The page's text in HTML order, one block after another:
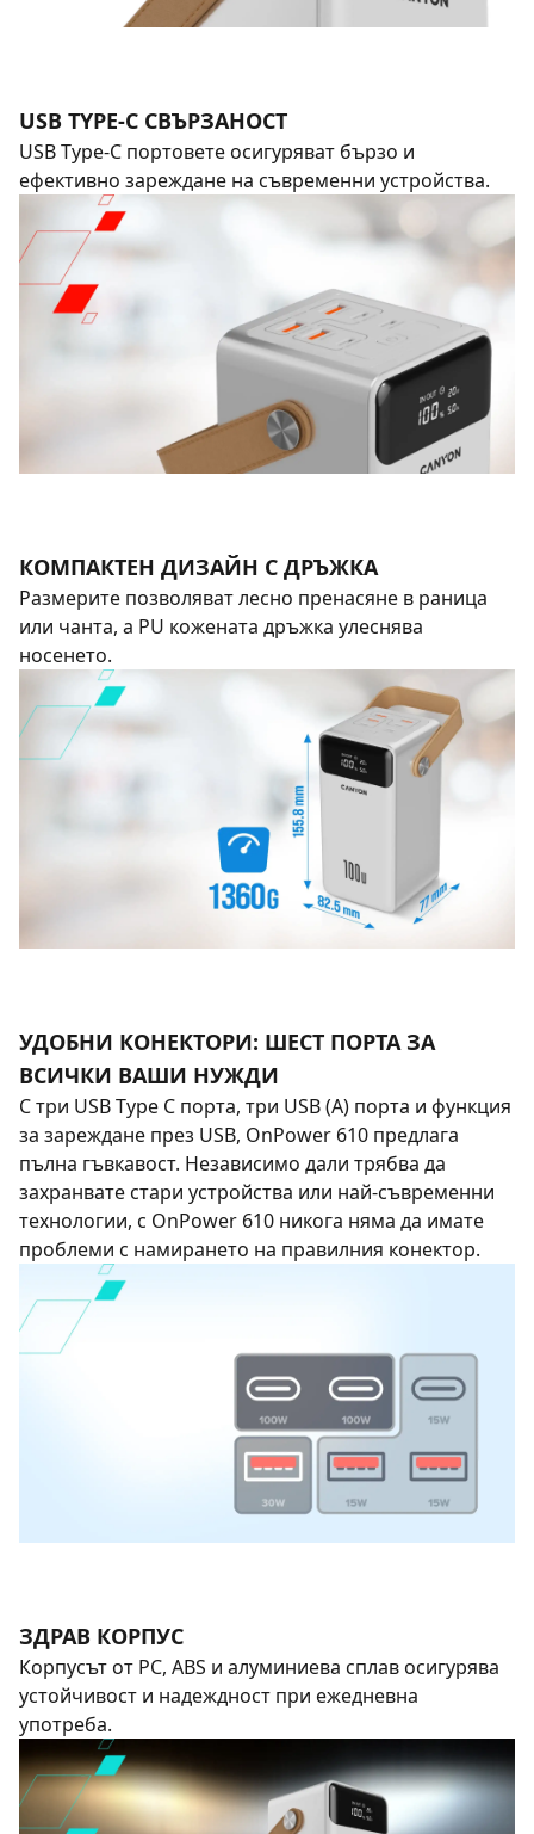
USB TYPE-C СВЪРЗАНОСТ
USB Type-C портовете осигуряват бързо и
ефективно зареждане на съвременни устройства.
КОМПАКТЕН ДИЗАЙН С ДРЪЖКА
Размерите позволяват лесно пренасяне в раница
или чанта, а PU кожената дръжка улеснява
носенето.
УДОБНИ КОНЕКТОРИ: ШЕСТ ПОРТА ЗА
ВСИЧКИ ВАШИ НУЖДИ
С три USB Type C порта, три USB (A) порта и функция
за зареждане през USB, OnPower 610 предлага
пълна гъвкавост. Независимо дали трябва да
захранвате стари устройства или най-съвременни
технологии, с OnPower 610 никога няма да имате
проблеми с намирането на правилния конектор.
ЗДРАВ КОРПУС
Корпусът от PC, ABS и алуминиева сплав осигурява
устойчивост и надеждност при ежедневна
употреба.